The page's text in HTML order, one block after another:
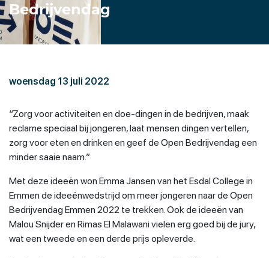
Bedrijvendag
woensdag 13 juli 2022
“Zorg voor activiteiten en doe-dingen in de bedrijven, maak
reclame speciaal bij jongeren, laat mensen dingen vertellen,
zorg voor eten en drinken en geef de Open Bedrijvendag een
minder saaie naam.”
Met deze ideeën won Emma Jansen van het Esdal College in
Emmen de ideeënwedstrijd om meer jongeren naar de Open
Bedrijvendag Emmen 2022 te trekken. Ook de ideeën van
Malou Snijder en Rimas El Malawani vielen erg goed bij de jury,
wat een tweede en een derde prijs opleverde.